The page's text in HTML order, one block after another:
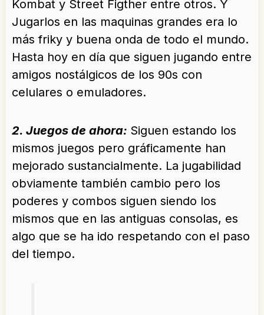
Kombat y Street Figther entre otros. Y
Jugarlos en las maquinas grandes era lo
más friky y buena onda de todo el mundo.
Hasta hoy en día que siguen jugando entre
amigos nostálgicos de los 90s con
celulares o emuladores.
2. Juegos de ahora: Siguen estando los
mismos juegos pero gráficamente han
mejorado sustancialmente. La jugabilidad
obviamente también cambio pero los
poderes y combos siguen siendo los
mismos que en las antiguas consolas, es
algo que se ha ido respetando con el paso
del tiempo.